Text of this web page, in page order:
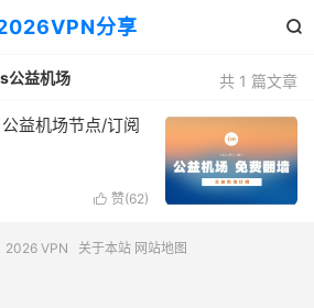
分享 
共 1 篇文章
公益机场
益机场节点/订阅
 赞(62)
2026 VPN 关于本站 网站地图